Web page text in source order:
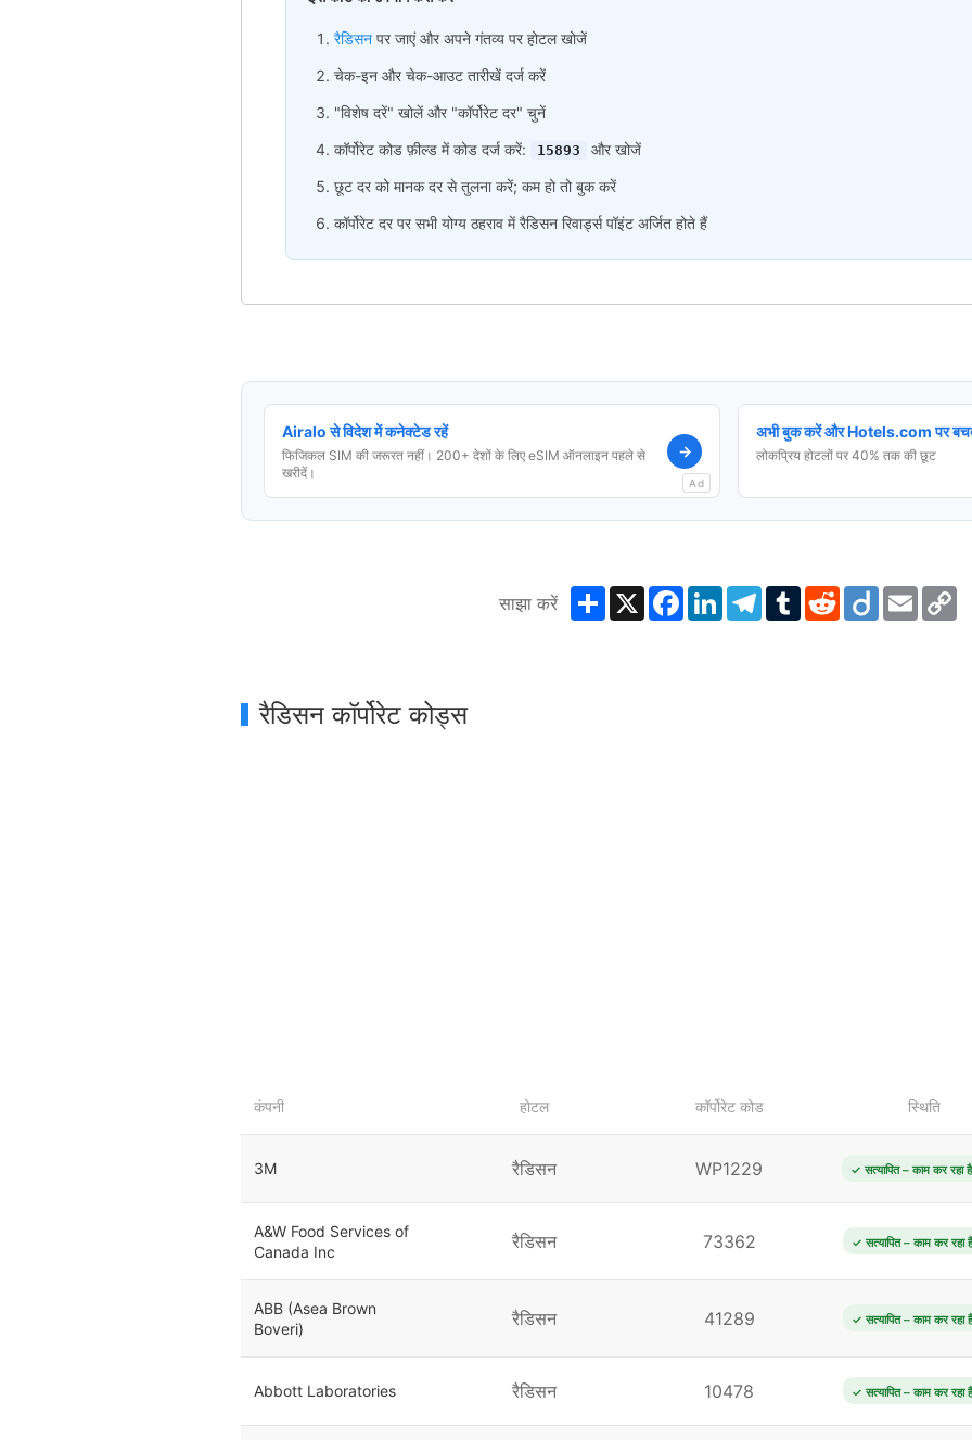
रैडिसन पर जाएं और अपने गंतव्य पर होटल खोजें
चेक-इन और चेक-आउट तारीखें दर्ज करें
"विशेष दरें" खोलें और "कॉर्पोरेट दर" चुनें
कॉर्पोरेट कोड फ़ील्ड में कोड दर्ज करें:
15893
और खोजें
छूट दर को मानक दर से तुलना करें; कम हो तो बुक करें
कॉर्पोरेट दर पर सभी योग्य ठहराव में रैडिसन रिवार्ड्स पॉइंट अर्जित होते हैं
Airalo से विदेश में कनेक्टेड रहें
फिजिकल SIM की जरूरत नहीं। 200+ देशों के लिए eSIM ऑनलाइन पहले से
खरीदें।
→
Ad
अभी बुक करें और Hotels.com पर
लोकप्रिय होटलों पर 40% तक की छूट
साझा करें ShareX Facebook
LinkedInTelegram
TumblrRedditDiigo Email
रैडिसन कॉर्पोरेट कोड्स
कंपनी होटल कॉर्पोरेट कोड स्थिति
3M रैडिसन WP1229 ✓ सत्यापित – काम कर रहा है
A&W Food Services of
Canada Inc
रैडिसन 73362 ✓ सत्यापित – काम कर रहा है
ABB (Asea Brown
Boveri)
रैडिसन 41289 ✓ सत्यापित – काम कर रहा है
Abbott Laboratories रैडिसन 10478 ✓ सत्यापित – काम कर रहा है